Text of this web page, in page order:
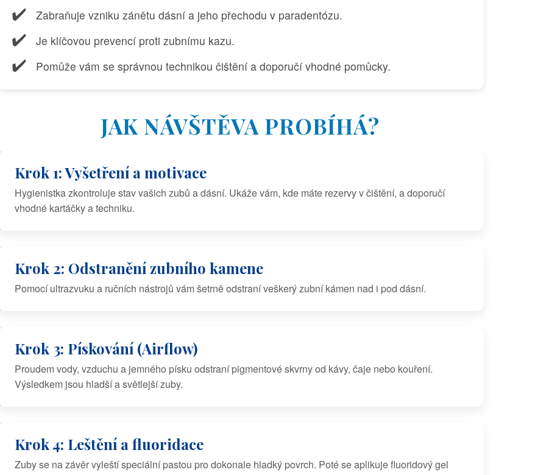
✔️ Zabraňuje vzniku zánětu dásní a jeho přechodu v paradentózu.
✔️ Je klíčovou prevencí proti zubnímu kazu.
✔️ Pomůže vám se správnou technikou čištění a doporučí vhodné pomůcky.
JAK NÁVŠTĚVA PROBÍHÁ?
Krok 1: Vyšetření a motivace
Hygienistka zkontroluje stav vašich zubů a dásní. Ukáže vám, kde máte rezervy v čištění, a doporučí
vhodné kartáčky a techniku.
Krok 2: Odstranění zubního kamene
Pomocí ultrazvuku a ručních nástrojů vám šetrně odstraní veškerý zubní kámen nad i pod dásní.
Krok 3: Pískování (Airflow)
Proudem vody, vzduchu a jemného písku odstraní pigmentové skvrny od kávy, čaje nebo kouření.
Výsledkem jsou hladší a světlejší zuby.
Krok 4: Leštění a fluoridace
Zuby se na závěr vyleští speciální pastou pro dokonale hladký povrch. Poté se aplikuje fluoridový gel